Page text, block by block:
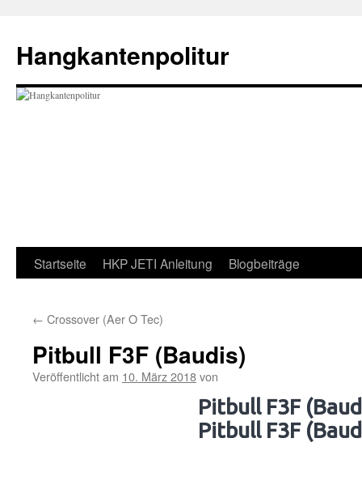
springen
Hangkantenpolitur
Startseite HKP JETI Anleitung Blogbeiträge
← Crossover (Aer O Tec)
Pitbull F3F (Baudis)
Veröffentlicht am 10. März 2018von
Pitbull F3F
Pitbull F3F